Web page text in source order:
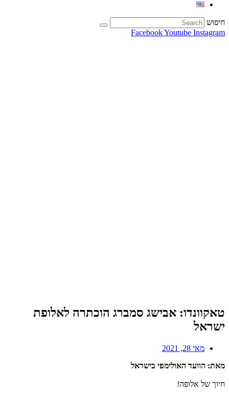
חיפוש
FacebookYoutube Instagram
טאקוונדו: אבישג סמברג הוכתרה לאלופת
ישראל
מאי 28, 2021
מאת: הוועד האולימפי בישראל
חיוך של אלופה!